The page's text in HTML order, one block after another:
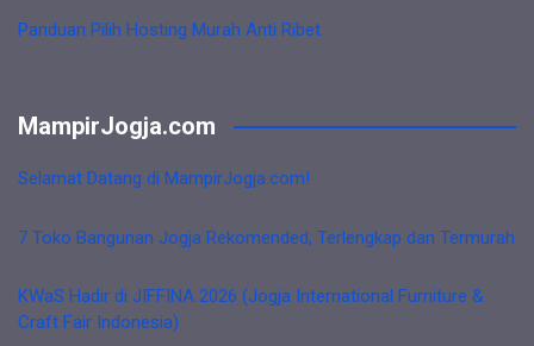
Panduan Pilih Hosting Murah Anti Ribet
MampirJogja.com
Selamat Datang di MampirJogja.com!
7 Toko Bangunan Jogja Rekomended, Terlengkap dan Termurah
KWaS Hadir di JIFFINA 2026 (Jogja International Furniture &
Craft Fair Indonesia)